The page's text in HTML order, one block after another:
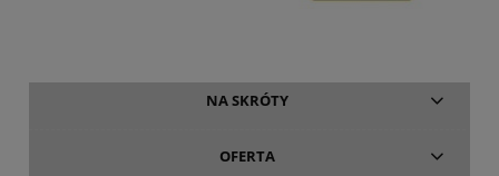
NA SKRÓTY
OFERTA